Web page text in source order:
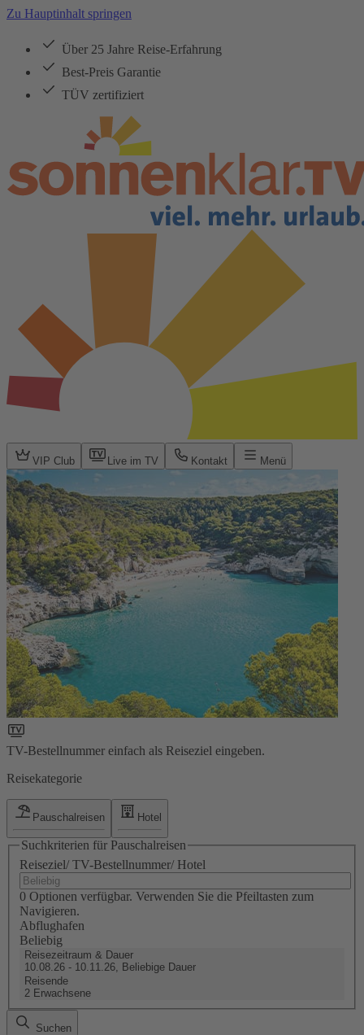
Zu Hauptinhalt springen
Über 25 Jahre Reise-Erfahrung
Best-Preis Garantie
TÜV zertifiziert
VIP Club Live im TV Kontakt Menü
TV-Bestellnummer einfach als Reiseziel eingeben.
Reisekategorie
Pauschalreisen Hotel
Suchkriterien für Pauschalreisen
Reiseziel/ TV-Bestellnummer/ Hotel
0 Optionen verfügbar. Verwenden Sie die Pfeiltasten zum
Navigieren.
Abflughafen
Beliebig
Reisezeitraum & Dauer
10.08.26 - 10.11.26, Beliebige Dauer
Reisende
2 Erwachsene
Suchen